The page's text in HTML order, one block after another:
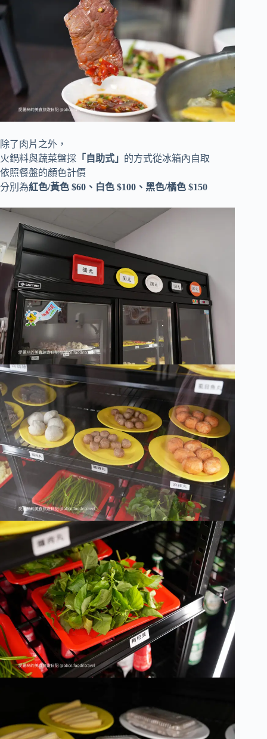
除了肉片之外，
火鍋料與蔬菜盤採 「自助式」 的方式從冰箱內自取
依照餐盤的顏色計價
分別為紅色/黃色 $60、白色 $100、黑色/橘色 $150